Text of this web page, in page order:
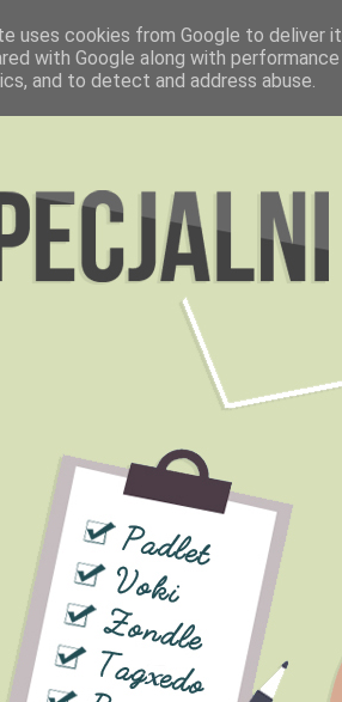
uses cookies from Google to deliver
with Google along with
and to detect and address abuse.